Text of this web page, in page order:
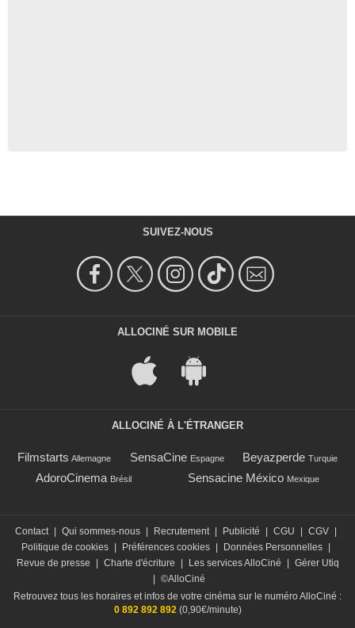
SUIVEZ-NOUS
ALLOCINÉ SUR MOBILE
ALLOCINÉ À L'ÉTRANGER
Filmstarts Allemagne SensaCine Espagne Beyazperde Turquie
AdoroCinema Brésil Sensacine México Mexique
Contact Qui sommes-nous Recrutement Publicité CGU CGV
Politique de cookies
Préférences cookies Données Personnelles
Revue de presse
Charte d'écriture Les services AlloCiné
Gérer Utiq
©AlloCiné
Retrouvez tous les horaires et infos de votre cinéma sur le numéro AlloCiné :
0 892 892 892(0,90€/minute)